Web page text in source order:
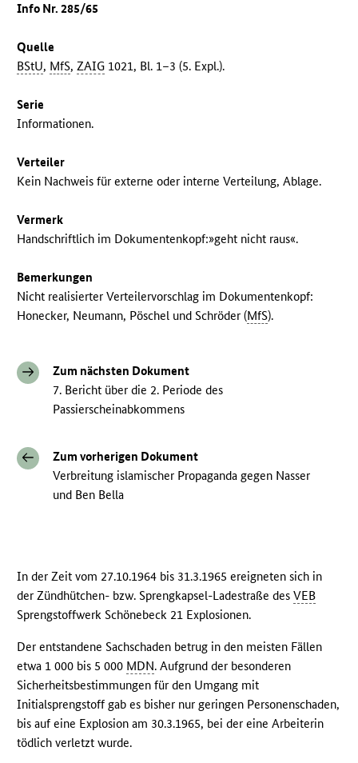
Info Nr. 285/65
Quelle
BStU, MfS,ZAIG 1021, Bl. 1–3 (5. Expl.).
Serie
Informationen.
Verteiler
Kein Nachweis für externe oder interne Verteilung, Ablage.
Vermerk
Handschriftlich im Dokumentenkopf:»geht nicht raus«.
Bemerkungen
Nicht realisierter Verteilervorschlag im Dokumentenkopf:
Honecker, Neumann, Pöschel und Schröder (MfS).
Zum nächsten Dokument
7. Bericht über die 2. Periode des
Passierscheinabkommens
Zum vorherigen Dokument
Verbreitung islamischer Propaganda gegen Nasser
und Ben Bella
In der Zeit vom 27.10.1964 bis 31.3.1965 ereigneten sich in
der Zündhütchen- bzw. Sprengkapsel-Ladestraße desVEB
Sprengstoffwerk Schönebeck 21 Explosionen.
Der entstandene Sachschaden betrug in den meisten Fällen
etwa 1 000 bis 5 000 MDN. Aufgrund der besonderen
Sicherheitsbestimmungen für den Umgang mit
Initialsprengstoff gab es bisher nur geringen Personenschaden,
bis auf eine Explosion am 30.3.1965, bei der eine Arbeiterin
tödlich verletzt wurde.